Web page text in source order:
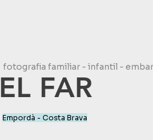
fotografia familiar - infantil -
EL FAR
Empordà - Costa Brava